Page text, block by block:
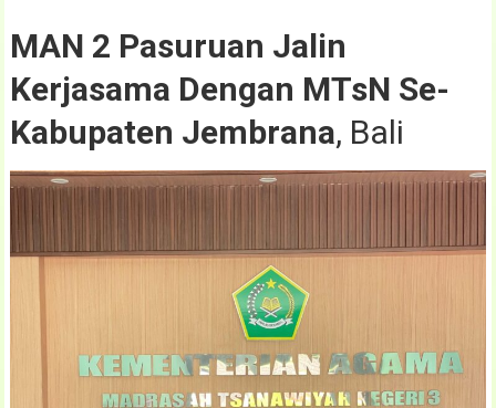
MAN 2 Pasuruan Jalin
Kerjasama Dengan MTsN Se-
Kabupaten Jembrana, Bali